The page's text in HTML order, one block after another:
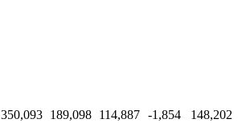
350,093 189,098 114,887 -1,854 148,202